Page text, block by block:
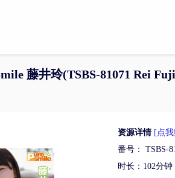
藤井玲(TSBS-81071 Rei
资源详情 [点
番号： TSBS-
时长：102分钟